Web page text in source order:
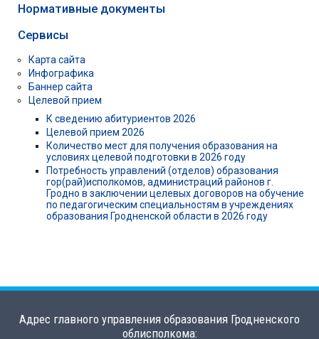
Нормативные документы
Сервисы
Карта сайта
Инфографика
Баннер сайта
Целевой прием
К сведению абитуриентов 2026
Целевой прием 2026
Количество мест для получения образования на
условиях целевой подготовки в 2026 году
Потребность управлений (отделов) образования
гор(рай)исполкомов, администраций районов г.
Гродно в заключении целевых договоров на обучение
по педагогическим специальностям в учреждениях
образования Гродненской области в 2026 году
Адрес главного управления образования Гродненского
облисполкома: